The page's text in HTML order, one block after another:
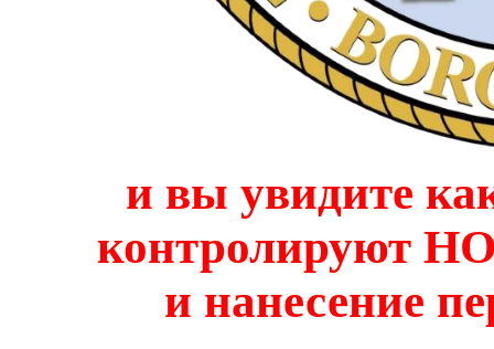
и вы увидите
контролируют
и нанесение